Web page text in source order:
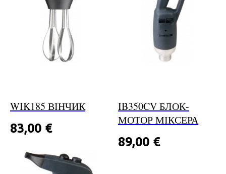
WIK185 ВІНЧИК
83,00 €
IB350CV БЛОК-
МОТОР МІКСЕРА
89,00 €